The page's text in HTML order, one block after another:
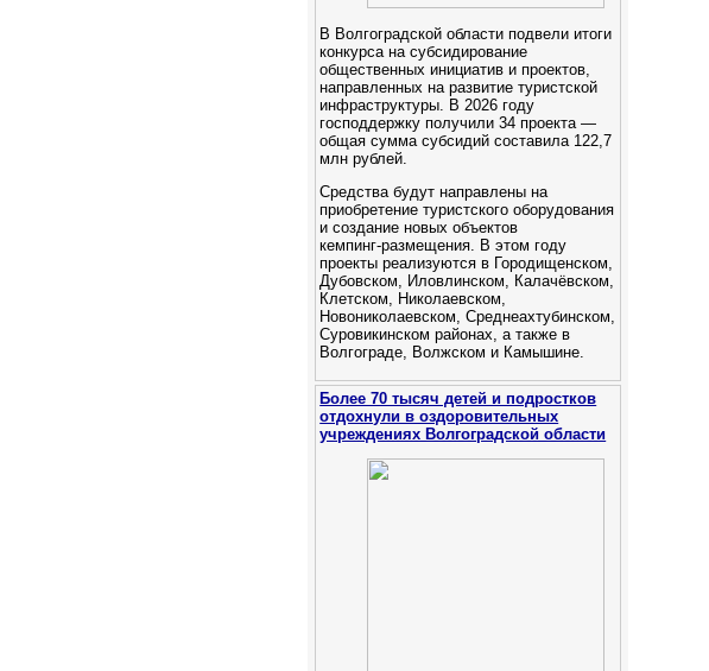
В Волгоградской области подвели итоги
конкурса на субсидирование
общественных инициатив и проектов,
направленных на развитие туристской
инфраструктуры. В 2026 году
господдержку получили 34 проекта —
общая сумма субсидий составила 122,7
млн рублей.
Средства будут направлены на
приобретение туристского оборудования
и создание новых объектов
кемпинг‑размещения. В этом году
проекты реализуются в Городищенском,
Дубовском, Иловлинском, Калачёвском,
Клетском, Николаевском,
Новониколаевском, Среднеахтубинском,
Суровикинском районах, а также в
Волгограде, Волжском и Камышине.
Более 70 тысяч детей и подростков
отдохнули в оздоровительных
учреждениях Волгоградской области